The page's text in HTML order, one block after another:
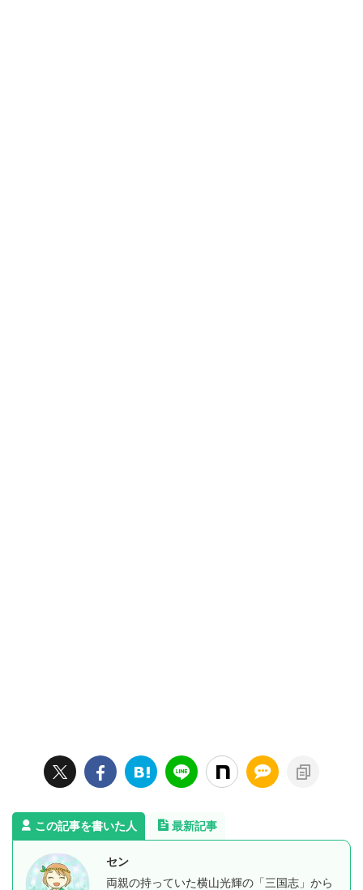
この記事を書いた人 最新記事
セン
両親の持っていた横山光輝の「三国志」から